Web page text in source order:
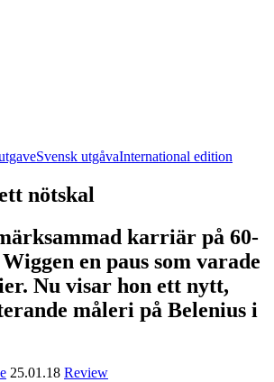
Svensk utgåvaInternational edition
nötskal
karriär på 60-
en paus som varade
Nu visar hon ett nytt,
måleri på Belenius i
25.01.18 Review